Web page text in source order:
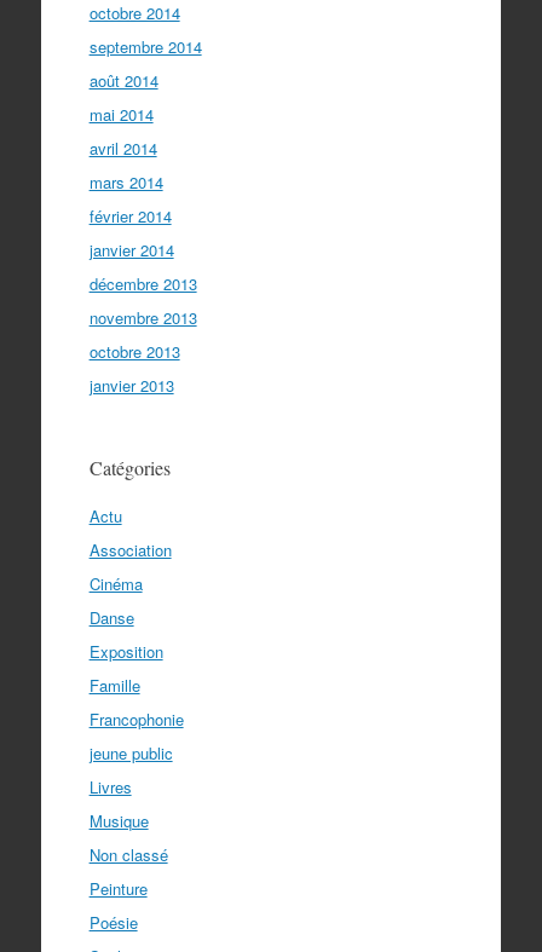
octobre 2014
septembre 2014
août 2014
mai 2014
avril 2014
mars 2014
février 2014
janvier 2014
décembre 2013
novembre 2013
octobre 2013
janvier 2013
Catégories
Actu
Association
Cinéma
Danse
Exposition
Famille
Francophonie
jeune public
Livres
Musique
Non classé
Peinture
Poésie